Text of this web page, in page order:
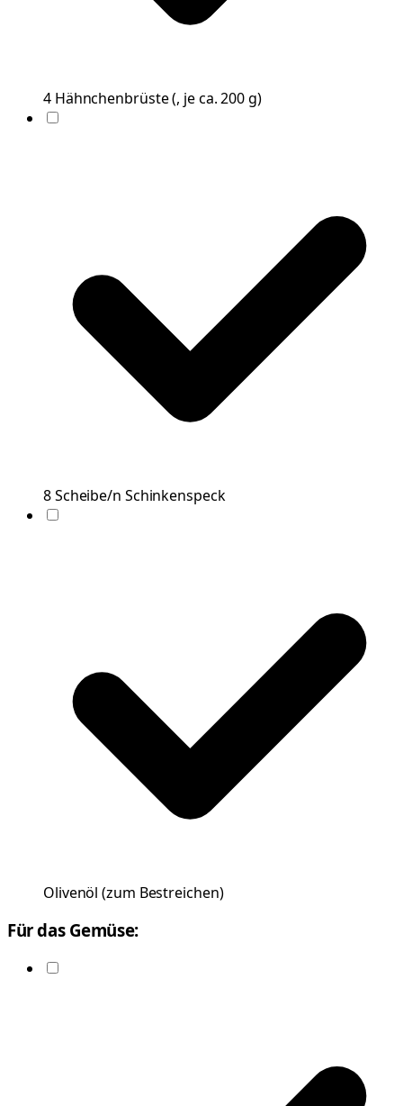
4 Hähnchenbrüste(, je ca. 200 g)
8Scheibe/n Schinkenspeck
Olivenöl (zum Bestreichen)
Für das Gemüse: